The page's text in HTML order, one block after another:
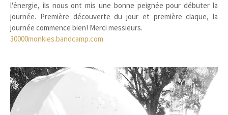
l'énergie, ils nous ont mis une bonne peignée pour débuter la
journée. Première découverte du jour et première claque, la
journée commence bien! Merci messieurs.
30000monkies.bandcamp.com